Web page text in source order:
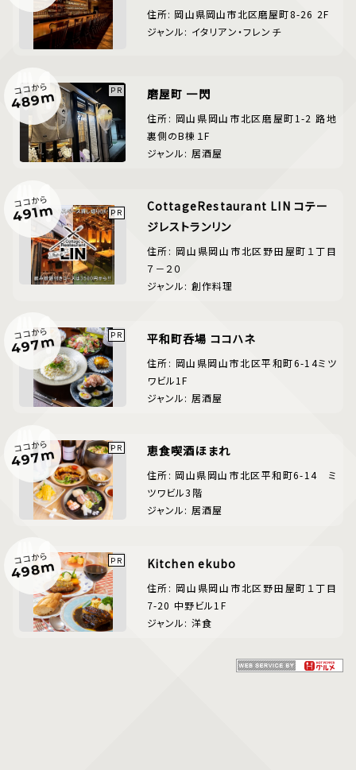
住所: 岡山県岡山市北区磨屋町8-26 2F
ジャンル: イタリアン・フレンチ
ココから
489m 磨屋町 一閃
住所: 岡山県岡山市北区磨屋町1-2 路地
裏側のB棟１F
ジャンル: 居酒屋
ココから
491m
CottageRestaurant LIN コテー
ジレストランリン
住所: 岡山県岡山市北区野田屋町１丁目
７－２０
ジャンル: 創作料理
ココから
497m 平和町呑場 ココハネ
住所: 岡山県岡山市北区平和町6-14ミツ
ワビル1F
ジャンル: 居酒屋
ココから
497m 恵食喫酒ほまれ
住所: 岡山県岡山市北区平和町6-14 ミ
ツワビル3階
ジャンル: 居酒屋
ココから
498m Kitchen ekubo
住所: 岡山県岡山市北区野田屋町１丁目
7-20 中野ビル1F
ジャンル: 洋食